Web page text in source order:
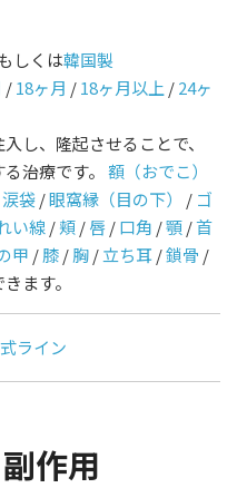
しくは韓国製
/18ヶ月 /18ヶ月以上 /24ヶ
し、隆起させることで、
治療です。 額（おでこ）
涙袋/眼窩縁（目の下） / ゴ
い線/頬/唇/口角 /顎/首
甲 /膝/胸/立ち耳/鎖骨 /
ます。
ライン
作用